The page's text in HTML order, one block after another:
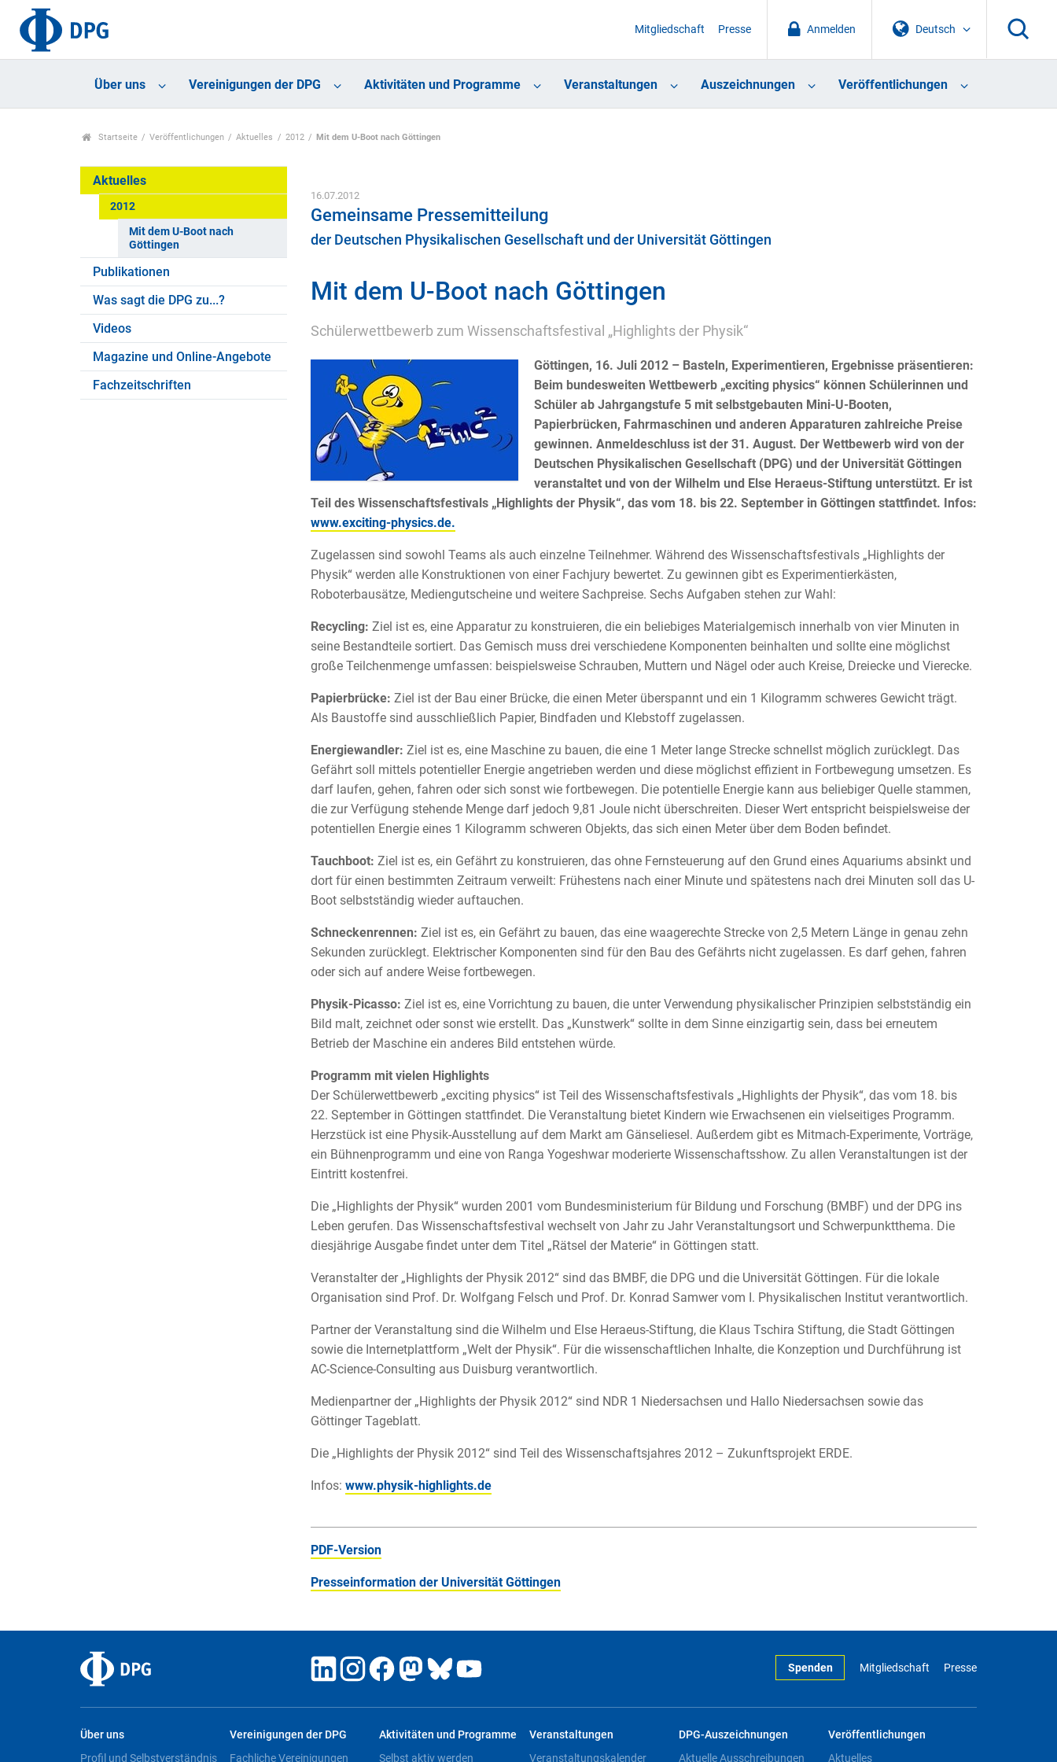
Deutsch
Anmelden
Mitgliedschaft Presse
Über uns Vereinigungen der DPG Aktivitäten und Programme Veranstaltungen Auszeichnungen Veröffentlichungen
Startseite Veröffentlichungen Aktuelles 2012 Mit dem U-Boot nach Göttingen
Aktuelles
2012
Mit dem U-Boot nach
Göttingen
Publikationen
Was sagt die DPG zu...?
Videos
Magazine und Online-Angebote
Fachzeitschriften
16.07.2012
Gemeinsame Pressemitteilung
der Deutschen Physikalischen Gesellschaft und der Universität Göttingen
Mit dem U-Boot nach Göttingen
Schülerwettbewerb zum Wissenschaftsfestival „Highlights der Physik“
Göttingen, 16. Juli 2012 – Basteln, Experimentieren, Ergebnisse präsentieren:
Beim bundesweiten Wettbewerb „exciting physics“ können Schülerinnen und
Schüler ab Jahrgangstufe 5 mit selbstgebauten Mini-U-Booten,
Papierbrücken, Fahrmaschinen und anderen Apparaturen zahlreiche Preise
gewinnen. Anmeldeschluss ist der 31. August. Der Wettbewerb wird von der
Deutschen Physikalischen Gesellschaft (DPG) und der Universität Göttingen
veranstaltet und von der Wilhelm und Else Heraeus-Stiftung unterstützt. Er ist
Teil des Wissenschaftsfestivals „Highlights der Physik“, das vom 18. bis 22. September in Göttingen stattfindet. Infos:
www.exciting-physics.de.
Zugelassen sind sowohl Teams als auch einzelne Teilnehmer. Während des Wissenschaftsfestivals „Highlights der
Physik“ werden alle Konstruktionen von einer Fachjury bewertet. Zu gewinnen gibt es Experimentierkästen,
Roboterbausätze, Mediengutscheine und weitere Sachpreise. Sechs Aufgaben stehen zur Wahl:
Recycling: Ziel ist es, eine Apparatur zu konstruieren, die ein beliebiges Materialgemisch innerhalb von vier Minuten in
seine Bestandteile sortiert. Das Gemisch muss drei verschiedene Komponenten beinhalten und sollte eine möglichst
große Teilchenmenge umfassen: beispielsweise Schrauben, Muttern und Nägel oder auch Kreise, Dreiecke und Vierecke.
Papierbrücke: Ziel ist der Bau einer Brücke, die einen Meter überspannt und ein 1 Kilogramm schweres Gewicht trägt.
Als Baustoffe sind ausschließlich Papier, Bindfaden und Klebstoff zugelassen.
Energiewandler: Ziel ist es, eine Maschine zu bauen, die eine 1 Meter lange Strecke schnellst möglich zurücklegt. Das
Gefährt soll mittels potentieller Energie angetrieben werden und diese möglichst effizient in Fortbewegung umsetzen. Es
darf laufen, gehen, fahren oder sich sonst wie fortbewegen. Die potentielle Energie kann aus beliebiger Quelle stammen,
die zur Verfügung stehende Menge darf jedoch 9,81 Joule nicht überschreiten. Dieser Wert entspricht beispielsweise der
potentiellen Energie eines 1 Kilogramm schweren Objekts, das sich einen Meter über dem Boden befindet.
Tauchboot: Ziel ist es, ein Gefährt zu konstruieren, das ohne Fernsteuerung auf den Grund eines Aquariums absinkt und
dort für einen bestimmten Zeitraum verweilt: Frühestens nach einer Minute und spätestens nach drei Minuten soll das U-
Boot selbstständig wieder auftauchen.
Schneckenrennen: Ziel ist es, ein Gefährt zu bauen, das eine waagerechte Strecke von 2,5 Metern Länge in genau zehn
Sekunden zurücklegt. Elektrischer Komponenten sind für den Bau des Gefährts nicht zugelassen. Es darf gehen, fahren
oder sich auf andere Weise fortbewegen.
Physik-Picasso: Ziel ist es, eine Vorrichtung zu bauen, die unter Verwendung physikalischer Prinzipien selbstständig ein
Bild malt, zeichnet oder sonst wie erstellt. Das „Kunstwerk“ sollte in dem Sinne einzigartig sein, dass bei erneutem
Betrieb der Maschine ein anderes Bild entstehen würde.
Programm mit vielen Highlights
Der Schülerwettbewerb „exciting physics“ ist Teil des Wissenschaftsfestivals „Highlights der Physik“, das vom 18. bis
22. September in Göttingen stattfindet. Die Veranstaltung bietet Kindern wie Erwachsenen ein vielseitiges Programm.
Herzstück ist eine Physik-Ausstellung auf dem Markt am Gänseliesel. Außerdem gibt es Mitmach-Experimente, Vorträge,
ein Bühnenprogramm und eine von Ranga Yogeshwar moderierte Wissenschaftsshow. Zu allen Veranstaltungen ist der
Eintritt kostenfrei.
Die „Highlights der Physik“ wurden 2001 vom Bundesministerium für Bildung und Forschung (BMBF) und der DPG ins
Leben gerufen. Das Wissenschaftsfestival wechselt von Jahr zu Jahr Veranstaltungsort und Schwerpunktthema. Die
diesjährige Ausgabe findet unter dem Titel „Rätsel der Materie“ in Göttingen statt.
Veranstalter der „Highlights der Physik 2012“ sind das BMBF, die DPG und die Universität Göttingen. Für die lokale
Organisation sind Prof. Dr. Wolfgang Felsch und Prof. Dr. Konrad Samwer vom I. Physikalischen Institut verantwortlich.
Partner der Veranstaltung sind die Wilhelm und Else Heraeus-Stiftung, die Klaus Tschira Stiftung, die Stadt Göttingen
sowie die Internetplattform „Welt der Physik“. Für die wissenschaftlichen Inhalte, die Konzeption und Durchführung ist
AC-Science-Consulting aus Duisburg verantwortlich.
Medienpartner der „Highlights der Physik 2012“ sind NDR 1 Niedersachsen und Hallo Niedersachsen sowie das
Göttinger Tageblatt.
Die „Highlights der Physik 2012“ sind Teil des Wissenschaftsjahres 2012 – Zukunftsprojekt ERDE.
Infos: www.physik-highlights.de
PDF-Version
Presseinformation der Universität Göttingen
Spenden Mitgliedschaft Presse
Über uns
Profil und Selbstverständnis
Vereinigungen der DPG
Fachliche Vereinigungen
Aktivitäten und Programme
Selbst aktiv werden
Veranstaltungen
Veranstaltungskalender
DPG-Auszeichnungen
Aktuelle Ausschreibungen
Veröffentlichungen
Aktuelles